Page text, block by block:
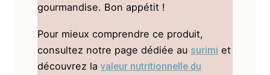
gourmandise. Bon appétit !
Pour mieux comprendre ce produit,
consultez notre page dédiée au surimi et
découvrez la valeur nutritionnelle du